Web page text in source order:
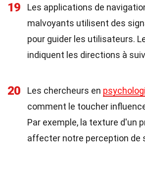
19
Les applications de
malvoyants utilisent des
pour guider les utilisateurs.
indiquent les directions à
20 Les chercheurs en
comment le toucher
Par exemple, la texture d'un
affecter notre perception de